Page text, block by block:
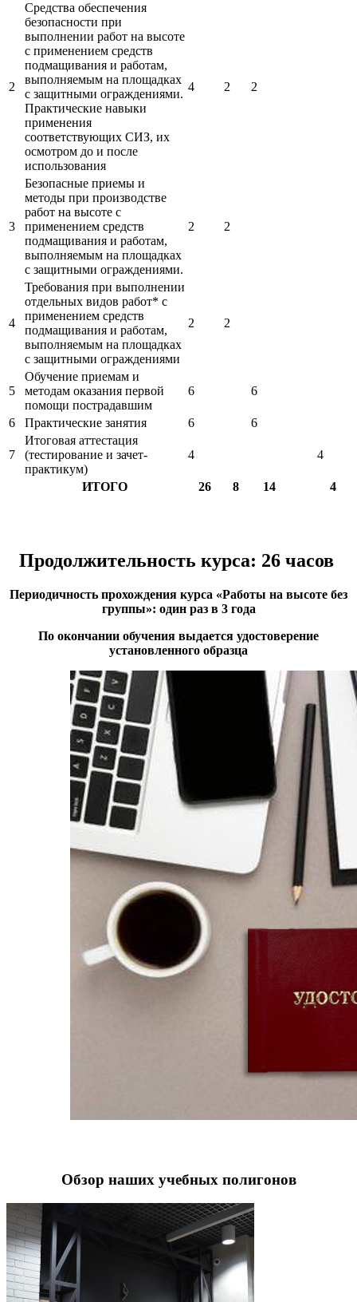
2
Средства обеспечения
безопасности при
выполнении работ на высоте
с применением средств
подмащивания и работам,
выполняемым на площадках
с защитными ограждениями.
Практические навыки
применения
соответствующих СИЗ, их
осмотром до и после
использования
4 2 2
3
Безопасные приемы и
методы при производстве
работ на высоте с
применением средств
подмащивания и работам,
выполняемым на площадках
с защитными ограждениями.
2 2
4
Требования при выполнении
отдельных видов работ* с
применением средств
подмащивания и работам,
выполняемым на площадках
с защитными ограждениями
2 2
5
Обучение приемам и
методам оказания первой
помощи пострадавшим
6 6
6 Практические занятия 6 6
7
Итоговая аттестация
(тестирование и зачет-
практикум)
4 4
ИТОГО 26 8 14 4
Продолжительность курса: 26 часов
Периодичность прохождения курса «Работы на высоте без
группы»: один раз в 3 года
По окончании обучения выдается удостоверение
установленного образца
Обзор наших учебных полигонов